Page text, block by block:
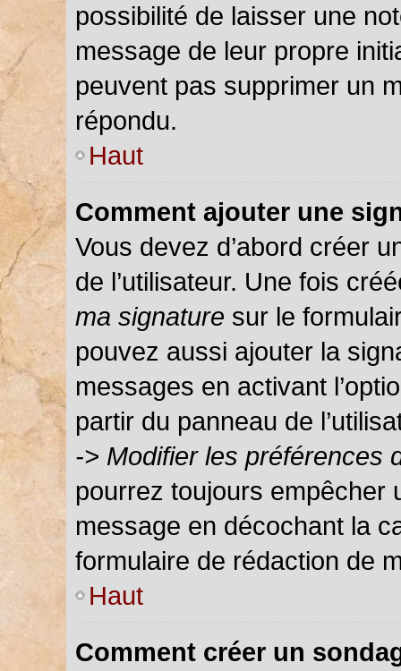
possibilité de laisser une
message de leur propre
peuvent pas supprimer un
répondu.
Haut
Comment ajouter une
Vous devez d’abord créer
de l’utilisateur. Une fois
ma signature sur le
pouvez aussi ajouter la
messages en activant
partir du panneau de
-> Modifier les préférences
pourrez toujours empêcher
message en décochant la
formulaire de rédaction de
Haut
Comment créer un